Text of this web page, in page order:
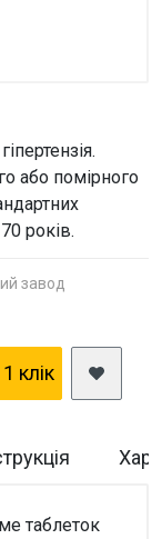
або помірного
років.
завод
1 клiк
таблеток